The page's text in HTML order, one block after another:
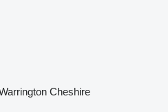
Cheshire